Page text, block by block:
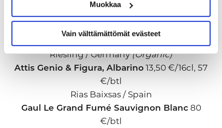
Muokkaa
Vain välttämättömät evästeet
10,50 €/16cl 48 €/btl Sauvignon Banc / Chile
Riesling / Germany(Organic)
Attis Genio & Figura, Albarino13,50 €/16cl, 57
€/btl
Rias Baixsas / Spain
Gaul Le Grand Fumé Sauvignon Blanc 80
€/btl